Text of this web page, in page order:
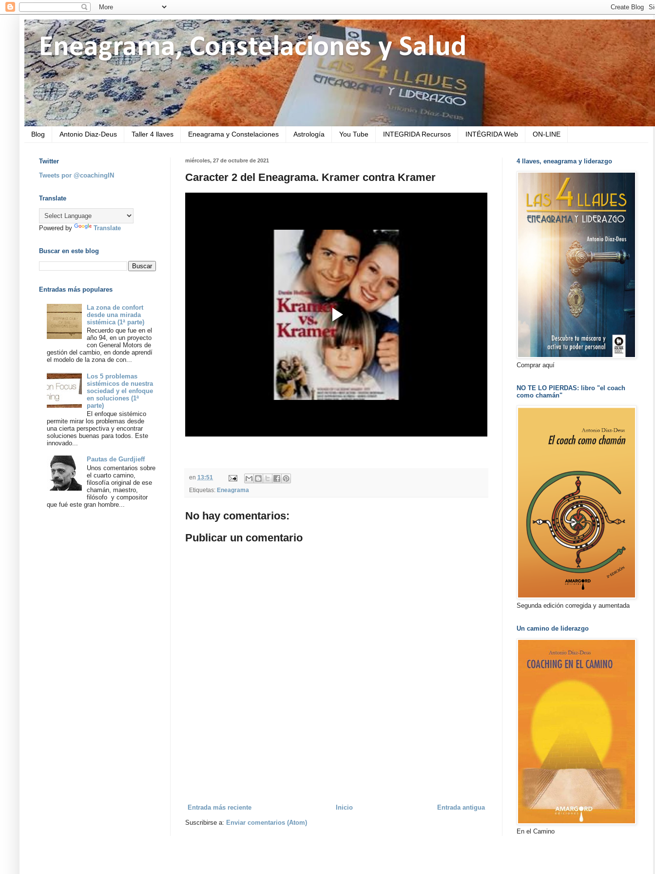
Eneagrama, Constelaciones y Salud
Blog Antonio Diaz-Deus Taller 4 llaves Eneagrama y Constelaciones Astrología You Tube INTEGRIDA Recursos INTÉGRIDA Web ON-LINE
miércoles, 27 de octubre de 2021
Caracter 2 del Eneagrama. Kramer contra Kramer
en 13:51
Etiquetas: Eneagrama
No hay comentarios:
Publicar un comentario
Entrada más reciente Entrada antigua
Inicio
Suscribirse a: Enviar comentarios (Atom)
Twitter
Tweets por @coachingIN
Translate
Powered by Translate
Buscar en este blog
Entradas más populares
La zona de confort
desde una mirada
sistémica (1ª parte)
Recuerdo que fue en el
año 94, en un proyecto
con General Motors de
gestión del cambio, en donde aprendí
el modelo de la zona de con...
Los 5 problemas
sistémicos de nuestra
sociedad y el enfoque
en soluciones (1ª
parte)
El enfoque sistémico
permite mirar los problemas desde
una cierta perspectiva y encontrar
soluciones buenas para todos. Este
innovado...
Pautas de Gurdjieff
Unos comentarios sobre
el cuarto camino,
filosofía original de ese
chamán, maestro,
filósofo y compositor
que fué este gran hombre...
4 llaves, eneagrama y liderazgo
Comprar aquí
NO TE LO PIERDAS: libro "el coach
como chamán"
Segunda edición corregida y aumentada
Un camino de liderazgo
En el Camino